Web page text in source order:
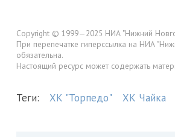
Copyright © 1999—2025 НИА "Нижний
При перепечатке гиперссылка на НИА
обязательна.
Настоящий ресурс может содержать
Теги: ХК "Торпедо" ХК Чайка